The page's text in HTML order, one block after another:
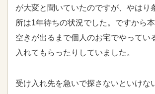
が大変と聞いていたのですが、やはり
所は1年待ちの状況でした。ですから
空きが出るまで個人のお宅でやってい
入れてもらったりしていました。
受け入れ先を急いで探さないといけな